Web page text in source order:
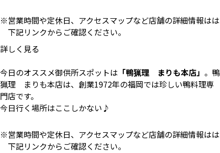
営業時間や定休日、アクセスマップなど店舗の詳細情報はは
下記リンクからご確認ください。
詳しく見る
今日のオススメ御供所スポットは 「鴨猟理 まりも本店」 。鴨
猟理 まりも本店は、創業1972年の福岡では珍しい鴨料理専
門店です。
今日行く場所はここしかない♪
営業時間や定休日、アクセスマップなど店舗の詳細情報はは
下記リンクからご確認ください。